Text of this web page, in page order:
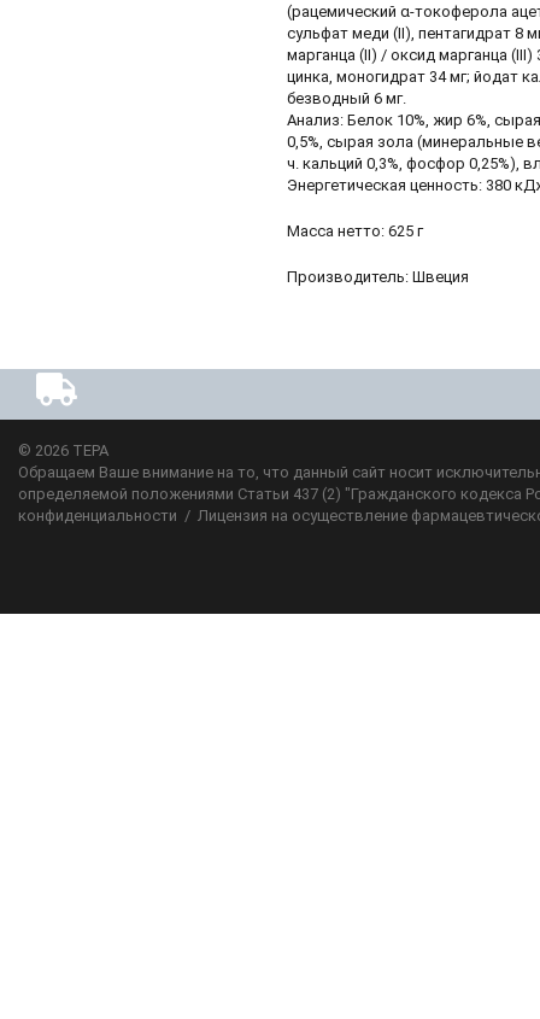
(рацемический α-токоферола
сульфат меди (II), пентагидрат 8
марганца (II) / оксид марганца (III)
цинка, моногидрат 34 мг; йодат
безводный 6 мг.
Анализ: Белок 10%, жир 6%,
0,5%, сырая зола (минеральные
ч. кальций 0,3%, фосфор 0,25%),
Энергетическая ценность: 380
Масса нетто: 625 г
Производитель: Швеция
© 2026 ТЕРА
Обращаем Ваше внимание на то, что данный сайт носит
определяемой положениями Статьи 437 (2) "Гражданского кодекса
конфиденциальности / Лицензия на осуществление